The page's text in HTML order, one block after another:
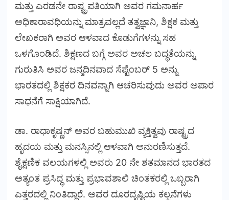
ಮತ್ತು ಎರಡನೇ ರಾಷ್ಟ್ರಪತಿಯಾಗಿ ಅವರ ಗಮನಾರ್ಹ
ಅಧಿಕಾರಾವಧಿಯನ್ನು ಮಾತ್ರವಲ್ಲದೆ ತತ್ವಜ್ಞಾನಿ, ಶಿಕ್ಷಕ ಮತ್ತು
ಲೇಖಕರಾಗಿ ಅವರ ಆಳವಾದ ಕೊಡುಗೆಗಳನ್ನು ಸಹ
ಒಳಗೊಂಡಿದೆ. ಶಿಕ್ಷಣದ ಬಗ್ಗೆ ಅವರ ಅಚಲ ಬದ್ಧತೆಯನ್ನು
ಗುರುತಿಸಿ ಅವರ ಜನ್ಮದಿನವಾದ ಸೆಪ್ಟೆಂಬರ್ 5 ಅನ್ನು
ಭಾರತದಲ್ಲಿ ಶಿಕ್ಷಕರ ದಿನವನ್ನಾಗಿ ಆಚರಿಸುವುದು ಅವರ ಅಪಾರ
ಸಾಧನೆಗೆ ಸಾಕ್ಷಿಯಾಗಿದೆ.
ಡಾ. ರಾಧಾಕೃಷ್ಣನ್ ಅವರ ಬಹುಮುಖಿ ವ್ಯಕ್ತಿತ್ವವು ರಾಷ್ಟ್ರದ
ಹೃದಯ ಮತ್ತು ಮನಸ್ಸಿನಲ್ಲಿ ಆಳವಾಗಿ ಅನುರಣಿಸುತ್ತದೆ.
ಶೈಕ್ಷಣಿಕ ವಲಯಗಳಲ್ಲಿ ಅವರು 20 ನೇ ಶತಮಾನದ ಭಾರತದ
ಅತ್ಯಂತ ಪ್ರಸಿದ್ಧ ಮತ್ತು ಪ್ರಭಾವಶಾಲಿ ಚಿಂತಕರಲ್ಲಿ ಒಬ್ಬರಾಗಿ
ಎತ್ತರದಲ್ಲಿ ನಿಂತಿದ್ದಾರೆ. ಅವರ ದೂರದೃಷ್ಟಿಯ ಕಲ್ಪನೆಗಳು